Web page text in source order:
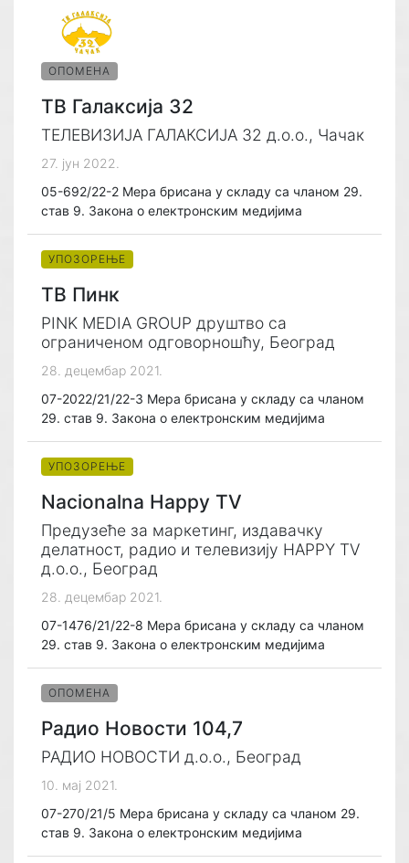
ОПОМЕНА
ТВ Галаксија 32
ТЕЛЕВИЗИЈА ГАЛАКСИЈА 32 д.о.о., Чачак
27. јун 2022.
05-692/22-2 Мера брисана у складу са чланом 29.
став 9. Закона о електронским медијима
УПОЗОРЕЊЕ
ТВ Пинк
PINK MEDIA GROUP друштво са
ограниченом одговорношћу, Београд
28. децембар 2021.
07-2022/21/22-3 Мера брисана у складу са чланом
29. став 9. Закона о електронским медијима
УПОЗОРЕЊЕ
Nacionalna Happy TV
Предузеће за маркетинг, издавачку
делатност, радио и телевизију HAPPY TV
д.о.о., Београд
28. децембар 2021.
07-1476/21/22-8 Мера брисана у складу са чланом
29. став 9. Закона о електронским медијима
ОПОМЕНА
Радио Новости 104,7
РАДИО НОВОСТИ д.о.о., Београд
10. мај 2021.
07-270/21/5 Мера брисана у складу са чланом 29.
став 9. Закона о електронским медијима